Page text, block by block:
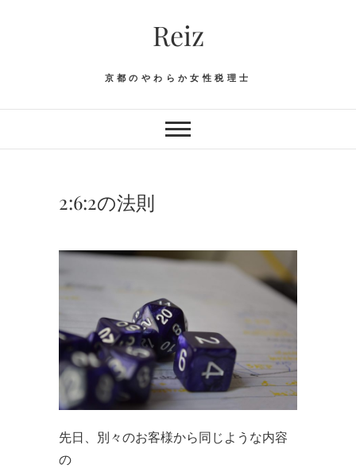
Reiz
京都のやわらか女性税理士
2:6:2の法則
先日、別々のお客様から同じような内容
の